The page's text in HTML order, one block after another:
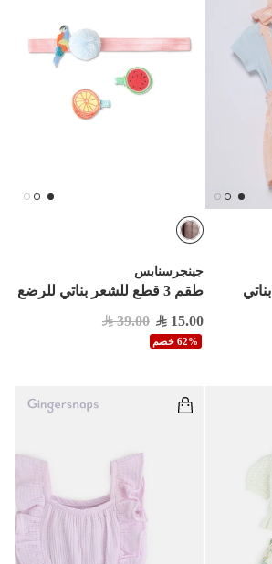
جينجرسنابس
طقم 3 قطع للشعر بناتي للرضع
15.00
39.00
62% خصم